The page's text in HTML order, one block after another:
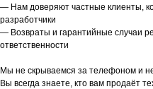
— Нам доверяют частные клиенты,
разработчики
— Возвраты и гарантийные случаи
ответственности
Мы не скрываемся за телефоном и
Вы всегда знаете, кто вам продаёт